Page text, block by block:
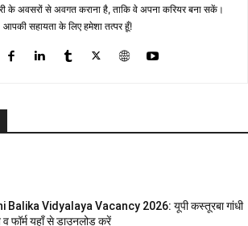
के अवसरों से अवगत कराना है, ताकि वे अपना करियर बना सकें।
आपकी सहायता के लिए हमेशा तत्पर हूँ!
Vidyalaya Vacancy 2026: यूपी कस्तूरबा गांधी
व फॉर्म यहाँ से डाउनलोड करें